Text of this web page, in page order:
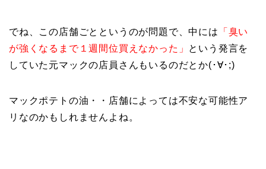
でね、この店舗ごとというのが問題で、中には
「臭い
が強くなるまで１週間位買えなかった」 という発言を
していた元マックの店員さんもいるのだとか(･∀･;)
マックポテトの油・・店舗によっては不安な可能性ア
リなのかもしれませんよね。